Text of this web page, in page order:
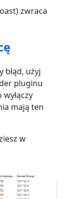
zwraca
błąd, użyj
pluginu
mają ten
w